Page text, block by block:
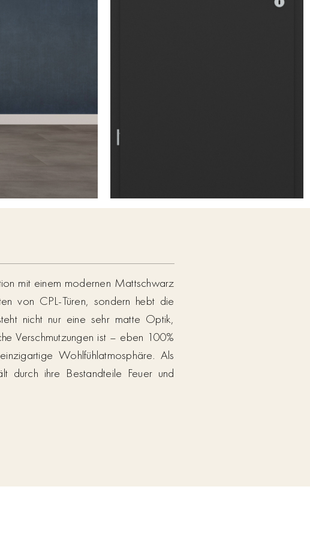
mit einem modernen Mattschwarz
von CPL-Türen, sondern hebt die
nicht nur eine sehr matte Optik,
Verschmutzungen ist – eben 100%
Wohlfühlatmosphäre. Als
durch ihre Bestandteile Feuer und